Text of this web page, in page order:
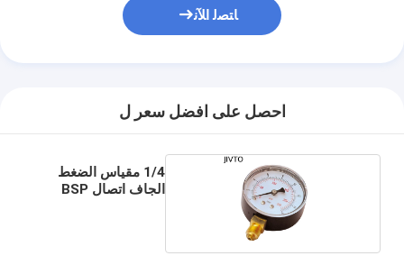
ﺎﺘﺼﻟ ﺍﻶﻧ
احصل على افضل سعر ل
1/4 مقياس الضغط
الجاف اتصال BSP